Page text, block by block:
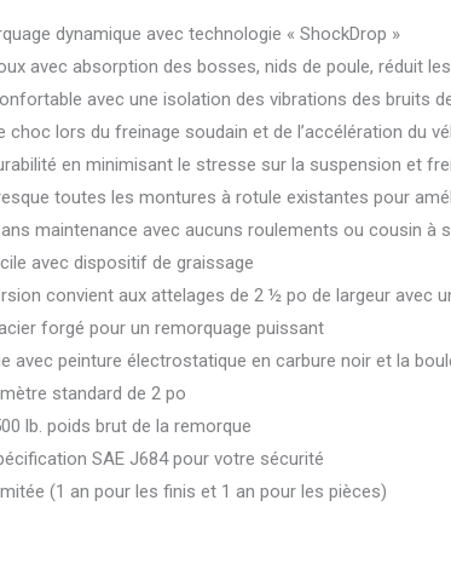
dynamique avec technologie « ShockDrop »
avec absorption des bosses, nids de poule, réduit
avec une isolation des vibrations des bruits
choc lors du freinage soudain et de l’accélération du
en minimisant le stresse sur la suspension et
toutes les montures à rotule existantes pour
maintenance avec aucuns roulements ou cousin à
avec dispositif de graissage
convient aux attelages de 2 ½ po de largeur avec
forgé pour un remorquage puissant
avec peinture électrostatique en carbure noir et la
standard de 2 po
lb. poids brut de la remorque
SAE J684 pour votre sécurité
(1 an pour les finis et 1 an pour les pièces)